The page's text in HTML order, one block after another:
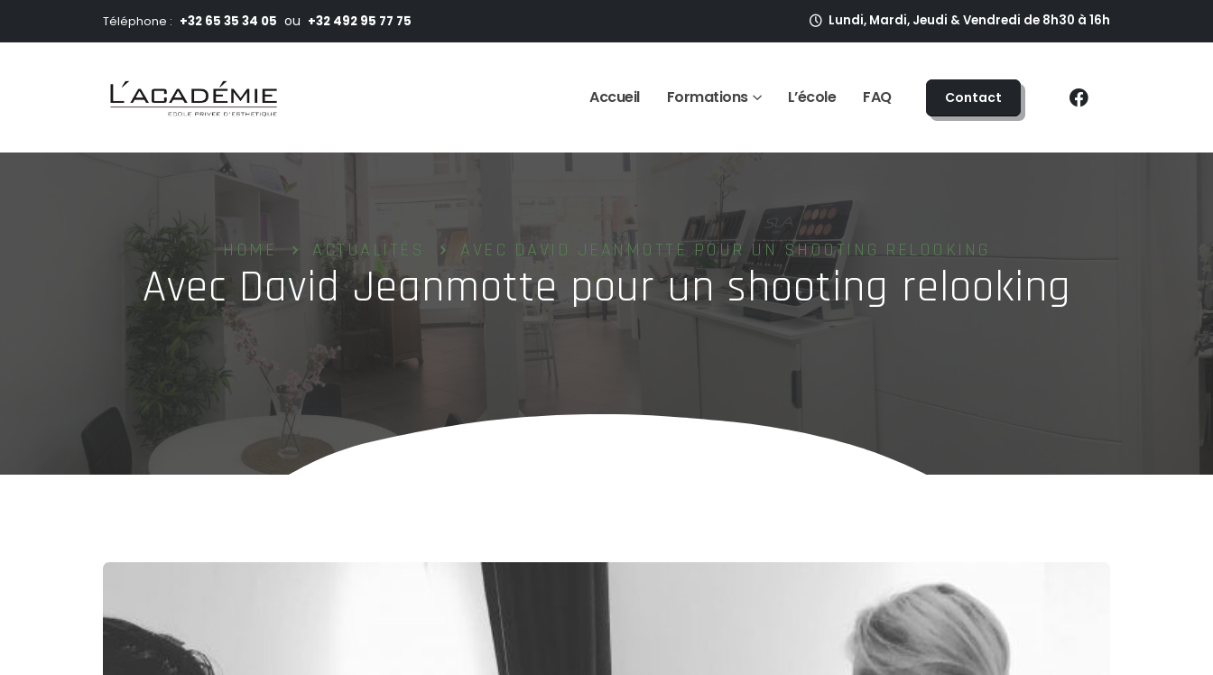
Téléphone : +32 65 35 34 05 ou +32 492 95 77 75 Lundi, Mardi, Jeudi & Vendredi de 8h30 à 16h
Accueil Formations L’école FAQ Contact
HOME ACTUALITÉS AVEC DAVID JEANMOTTE POUR UN SHOOTING RELOOKING
Avec David Jeanmotte pour un shooting relooking